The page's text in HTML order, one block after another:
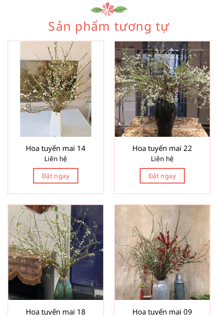
Sản phẩm tương tự
Hoa tuyến mai 14
Liên hệ
Đặt ngay
Hoa tuyến mai 22
Liên hệ
Đặt ngay
Hoa tuyến mai 18 Hoa tuyến mai 09